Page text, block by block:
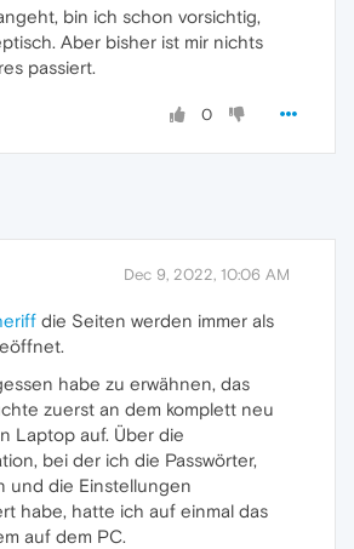
bin ich schon vorsichtig,
Aber bisher ist mir nichts
passiert.
0
Dec 9, 2022, 10:06 AM
die Seiten werden immer als
habe zu erwähnen, das
zuerst an dem komplett neu
Laptop auf. Über die
bei der ich die Passwörter,
und die Einstellungen
habe, hatte ich auf einmal das
auf dem PC.